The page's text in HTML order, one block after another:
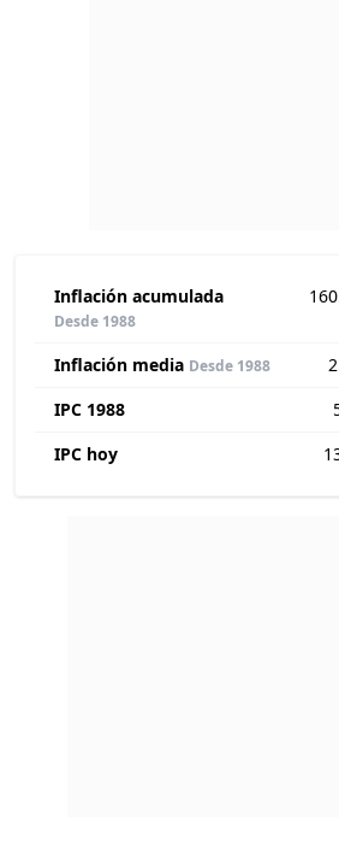
Inflación acumulada
Desde 1988
Inflación media Desde 1988
IPC 1988
IPC hoy